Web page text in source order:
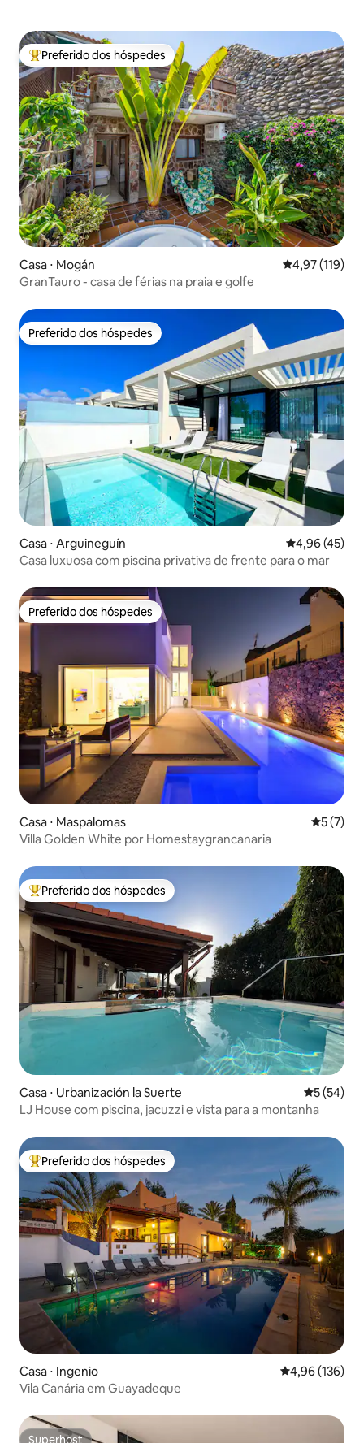
Entre os melhores preferidos dos hóspedes
Preferido dos hóspedes
Casa ⋅ Mogán 4,97 de uma
4,97 (119)
GranTauro - casa de férias na praia e golfe
Preferido dos hóspedes
Preferido dos hóspedes
Casa ⋅ Arguineguín 4,96 de uma
4,96 (45)
Casa luxuosa com piscina privativa de frente para o mar
Preferido dos hóspedes
Preferido dos hóspedes
Casa ⋅ Maspalomas 5 de
5 (7)
Villa Golden White por Homestaygrancanaria
Entre os melhores preferidos dos hóspedes
Preferido dos hóspedes
Casa ⋅ Urbanización la Suerte 5 de uma
5 (54)
LJ House com piscina, jacuzzi e vista para a montanha
Entre os melhores preferidos dos hóspedes
Preferido dos hóspedes
Casa ⋅ Ingenio 4,96 de uma
4,96 (136)
Vila Canária em Guayadeque
Superhost